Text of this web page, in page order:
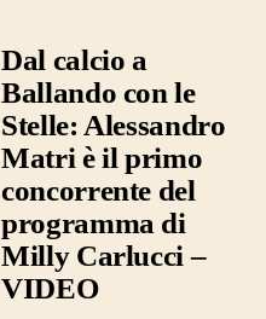
Dal calcio a
Ballando con le
Stelle: Alessandro
Matri è il primo
concorrente del
programma di
Milly Carlucci –
VIDEO